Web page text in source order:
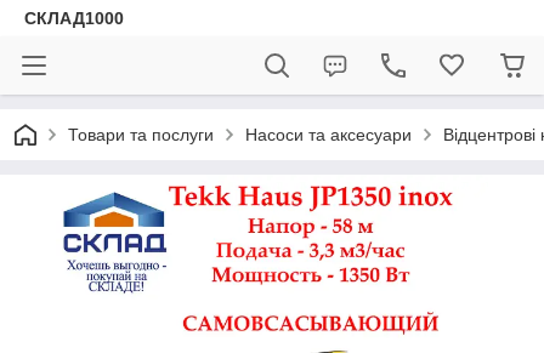
СКЛАД1000
Товари та послуги Насоси та аксесуари Відцентрові